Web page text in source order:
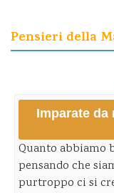
Pensieri della
Imparate da
Quanto abbiamo
pensando che
purtroppo ci si